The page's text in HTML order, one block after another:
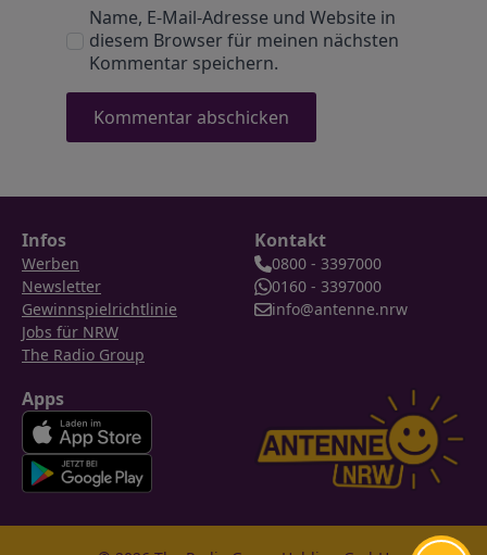
Name, E-Mail-Adresse und Website in
diesem Browser für meinen nächsten
Kommentar speichern.
Infos
Werben
Newsletter
Gewinnspielrichtlinie
Jobs für NRW
The Radio Group
Kontakt
0800 - 3397000
0160 - 3397000
info@antenne.nrw
Apps